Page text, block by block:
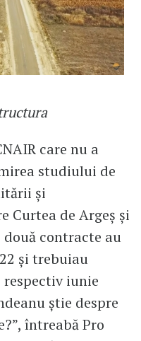
care nu a
studiului de
și
Curtea de Argeș și
două contracte au
și trebuiau
iunie
știe despre
întreabă Pro